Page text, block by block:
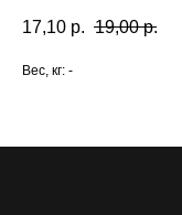
17,10 р. 19,00 р.
Вес, кг: -